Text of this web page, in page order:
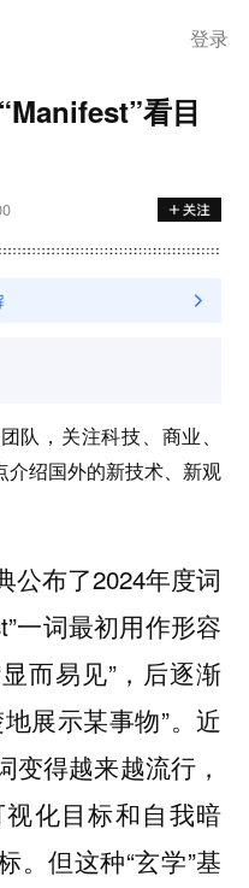
登录
看目
队，关注科技、商业、
绍国外的新技术、新观
公布了2024年度词
一词最初用作形容
而易见”，后逐渐
展示某事物”。近
变得越来越流行，
化目标和自我暗
。但这种“玄学”基